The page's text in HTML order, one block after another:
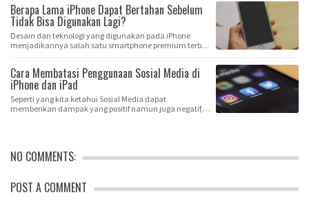
Berapa Lama iPhone Dapat Bertahan Sebelum
Tidak Bisa Digunakan Lagi?
Desain dan teknologi yang digunakan pada iPhone
menjadikannya salah satu smartphone premium terbaik
Cara Membatasi Penggunaan Sosial Media di
iPhone dan iPad
Seperti yang kita ketahui Sosial Media dapat
memberikan dampak yang positif namun juga negatif,
NO COMMENTS:
POST A COMMENT